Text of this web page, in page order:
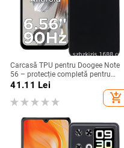
Carcasă TPU pentru Doogee Note
56 – protecție completă pentru
Note 56, Plus și Pro, realizată
41.11 Lei
add_shopping_cart